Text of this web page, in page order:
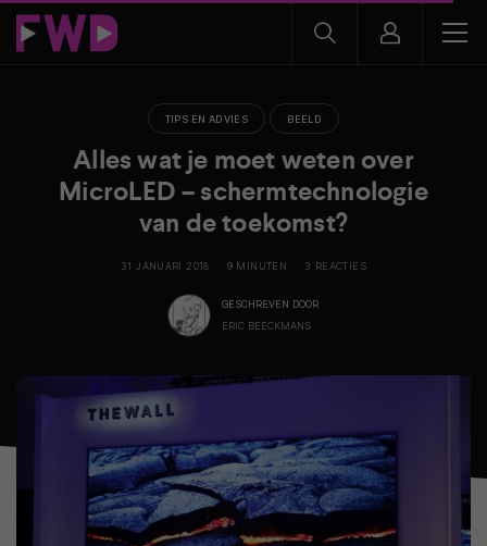
TIPS EN ADVIES BEELD
Alles wat je moet weten over
MicroLED – schermtechnologie
van de toekomst?
31 JANUARI 2018 9 MINUTEN 3 REACTIES
GESCHREVEN DOOR
ERIC BEECKMANS